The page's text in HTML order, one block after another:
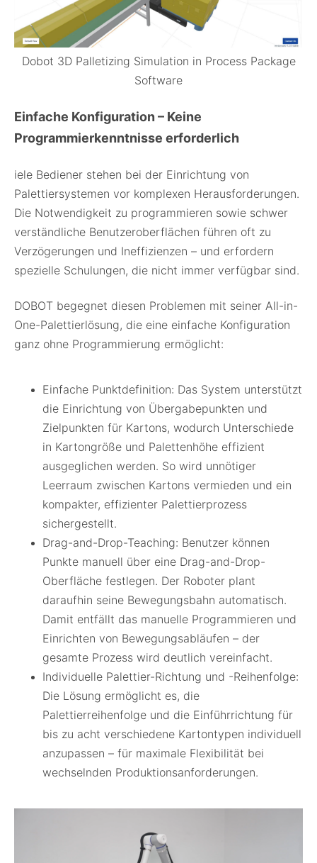
Dobot 3D Palletizing Simulation in Process Package
Software
Einfache Konfiguration – Keine
Programmierkenntnisse erforderlich
iele Bediener stehen bei der Einrichtung von
Palettiersystemen vor komplexen Herausforderungen.
Die Notwendigkeit zu programmieren sowie schwer
verständliche Benutzeroberflächen führen oft zu
Verzögerungen und Ineffizienzen – und erfordern
spezielle Schulungen, die nicht immer verfügbar sind.
DOBOT begegnet diesen Problemen mit seiner All-in-
One-Palettierlösung, die eine einfache Konfiguration
ganz ohne Programmierung ermöglicht:
Einfache Punktdefinition: Das System unterstützt
die Einrichtung von Übergabepunkten und
Zielpunkten für Kartons, wodurch Unterschiede
in Kartongröße und Palettenhöhe effizient
ausgeglichen werden. So wird unnötiger
Leerraum zwischen Kartons vermieden und ein
kompakter, effizienter Palettierprozess
sichergestellt.
Drag-and-Drop-Teaching: Benutzer können
Punkte manuell über eine Drag-and-Drop-
Oberfläche festlegen. Der Roboter plant
daraufhin seine Bewegungsbahn automatisch.
Damit entfällt das manuelle Programmieren und
Einrichten von Bewegungsabläufen – der
gesamte Prozess wird deutlich vereinfacht.
Individuelle Palettier-Richtung und -Reihenfolge:
Die Lösung ermöglicht es, die
Palettierreihenfolge und die Einführrichtung für
bis zu acht verschiedene Kartontypen individuell
anzupassen – für maximale Flexibilität bei
wechselnden Produktionsanforderungen.